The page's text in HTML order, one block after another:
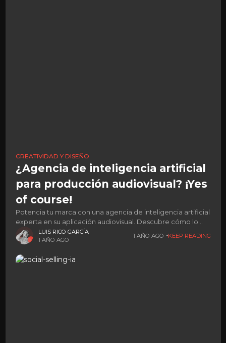
CREATIVIDAD Y DISEÑO
¿Agencia de inteligencia artificial
para producción audiovisual? ¡Yes
of course!
Potencia tu marca con una agencia de inteligencia artificial
experta en su aplicación audiovisual. Descubre cómo lo
hacemos.LUIS RICO GARCÍA
1 AÑO AGO
1 AÑO AGO KEEP READING